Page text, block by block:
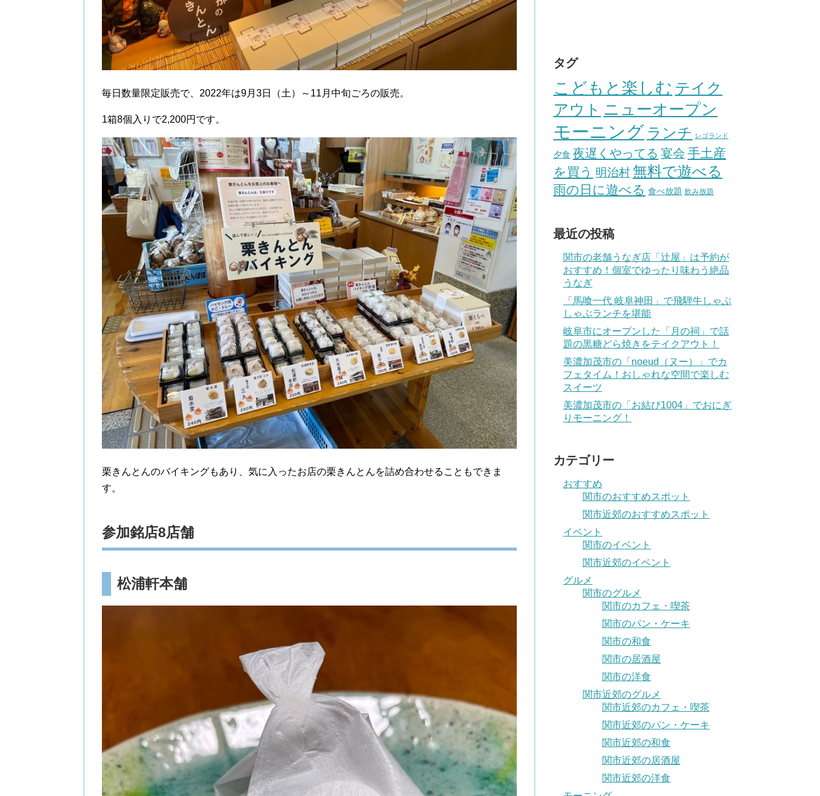
毎日数量限定販売で、2022年は9月3日（土）～11月中旬ごろの販売。
1箱8個入りで2,200円です。
栗きんとんのバイキングもあり、気に入ったお店の栗きんとんを詰め合わせることもできま
す。
参加銘店8店舗
松浦軒本舗
タグ
こどもと楽しむ テイク
アウト ニューオープン
モーニング ランチ レゴランド
夕食 夜遅くやってる 宴会 手土産
を買う 明治村無料で遊べる
雨の日に遊べる 食べ放題 飲み放題
最近の投稿
関市の老舗うなぎ店「辻屋」は予約が
おすすめ！個室でゆったり味わう絶品
うなぎ
「馬喰一代 岐阜神田」で飛騨牛しゃぶ
しゃぶランチを堪能
岐阜市にオープンした「月の祠」で話
題の黒糖どら焼きをテイクアウト！
美濃加茂市の「noeud（ヌー）」でカ
フェタイム！おしゃれな空間で楽しむ
スイーツ
美濃加茂市の「お結び1004」でおにぎ
りモーニング！
カテゴリー
おすすめ
関市のおすすめスポット
関市近郊のおすすめスポット
イベント
関市のイベント
関市近郊のイベント
グルメ
関市のグルメ
関市のカフェ・喫茶
関市のパン・ケーキ
関市の和食
関市の居酒屋
関市の洋食
関市近郊のグルメ
関市近郊のカフェ・喫茶
関市近郊のパン・ケーキ
関市近郊の和食
関市近郊の居酒屋
関市近郊の洋食